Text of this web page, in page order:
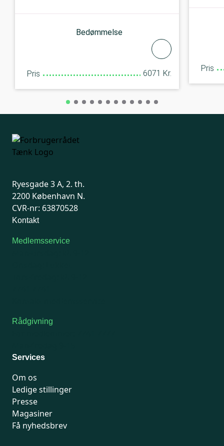
Bedømmelse
Pris 6071 Kr.
Pris
Ryesgade 3 A, 2. th.
2200 København N.
CVR-nr: 63870528
Kontakt
Medlemsservice
Rådgivning
Services
Om os
Ledige stillinger
Presse
Magasiner
Få nyhedsbrev